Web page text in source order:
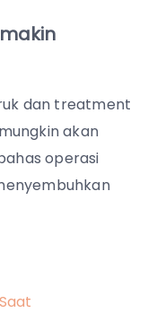
dan treatment
akan
operasi